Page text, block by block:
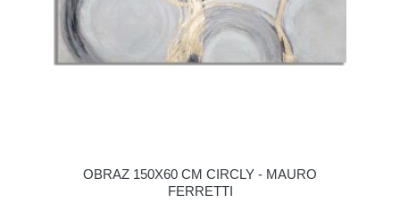
OBRAZ 150X60 CM CIRCLY - MAURO
FERRETTI